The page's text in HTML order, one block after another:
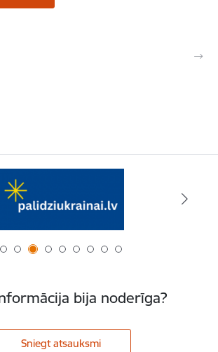
bija noderīga?
Sniegt atsauksmi